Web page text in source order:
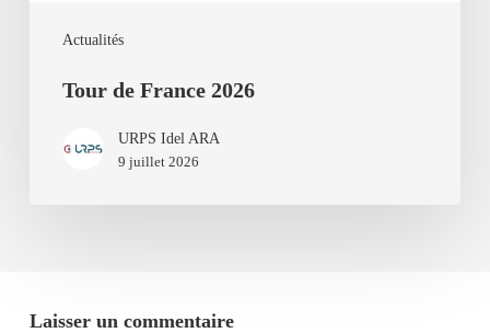
Actualités
Tour de France 2026
URPS Idel ARA
9 juillet 2026
Laisser un commentaire